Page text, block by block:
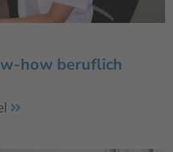
how beruflich